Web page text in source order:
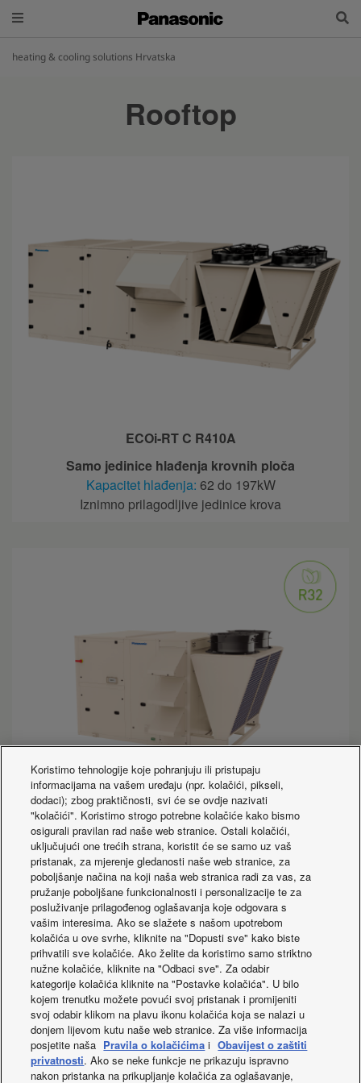
heating & cooling solutions Hrvatska
Rooftop
ECOi-RT C R410A
Samo jedinice hlađenja krovnih ploča
Kapacitet hlađenja: 62 do 197kW
Iznimno prilagodljive jedinice krova
ECOi-RT-Z H R32
Rooftop heat pump units
Cooling capacity:106 to 139kW
Heating capacity:106 to 142kW
Units with low GWP R32 refrigerant
Krovne jedinice toplinske pumpe
Kapacitet hlađenja: 106 do 139kW
Kapacitet grijanja: 106 do 142kW
Jedinice s niskim GWP R32 rashladnim sredstvom
Koristimo tehnologije koje pohranjuju ili pristupaju
informacijama na vašem uređaju (npr. kolačići, pikseli,
dodaci); zbog praktičnosti, svi će se ovdje nazivati
"kolačići". Koristimo strogo potrebne kolačiće kako bismo
osigurali pravilan rad naše web stranice. Ostali kolačići,
uključujući one trećih strana, koristit će se samo uz vaš
pristanak, za mjerenje gledanosti naše web stranice, za
poboljšanje načina na koji naša web stranica radi za vas, za
pružanje poboljšane funkcionalnosti i personalizacije te za
posluživanje prilagođenog oglašavanja koje odgovara s
vašim interesima. Ako se slažete s našom upotrebom
kolačića u ove svrhe, kliknite na "Dopusti sve" kako biste
prihvatili sve kolačiće. Ako želite da koristimo samo striktno
nužne kolačiće, kliknite na "Odbaci sve". Za odabir
kategorije kolačića kliknite na "Postavke kolačića". U bilo
kojem trenutku možete povući svoj pristanak i promijeniti
svoj odabir klikom na plavu ikonu kolačića koja se nalazi u
donjem lijevom kutu naše web stranice. Za više informacija
posjetite naša Pravila o kolačićima i Obavijest o zaštiti
privatnosti. Ako se neke funkcje ne prikazuju ispravno
nakon pristanka na prikupljanje kolačića za oglašavanje,